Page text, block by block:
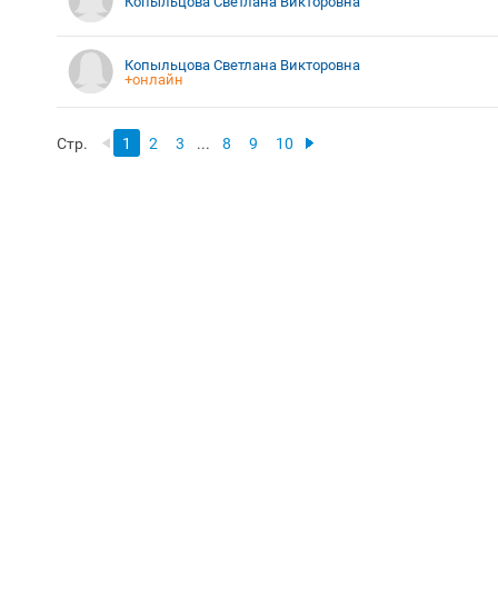
Копыльцова Светлана Викторовна
+онлайн
Стр. 1 2 3 ... 8 9 10